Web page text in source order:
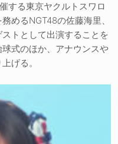
する東京ヤクルトスワロ
めるNGT48の佐藤海里、
トとして出演することを
式のほか、アナウンスや
げる。